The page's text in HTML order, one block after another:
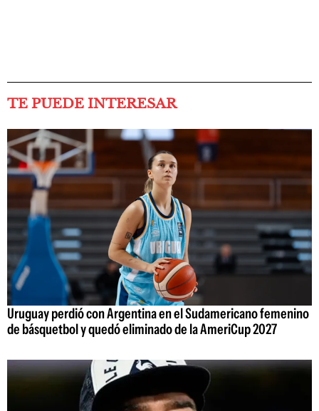
TE PUEDE INTERESAR
Uruguay perdió con Argentina en el Sudamericano femenino
de básquetbol y quedó eliminado de la AmeriCup 2027